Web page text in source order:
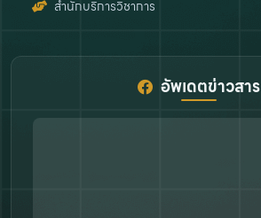
สำนักบริการวิชาการ
อัพเดตข่าวสาร